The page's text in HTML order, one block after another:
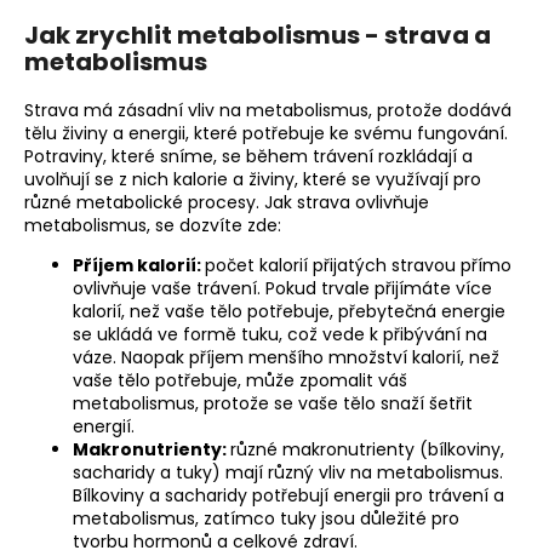
Jak zrychlit metabolismus - strava a
metabolismus
Strava má zásadní vliv na metabolismus, protože dodává
tělu živiny a energii, které potřebuje ke svému fungování.
Potraviny, které sníme, se během trávení rozkládají a
uvolňují se z nich kalorie a živiny, které se využívají pro
různé metabolické procesy. Jak strava ovlivňuje
metabolismus, se dozvíte zde:
Příjem kalorií:počet kalorií přijatých stravou přímo
ovlivňuje vaše trávení. Pokud trvale přijímáte více
kalorií, než vaše tělo potřebuje, přebytečná energie
se ukládá ve formě tuku, což vede k přibývání na
váze. Naopak příjem menšího množství kalorií, než
vaše tělo potřebuje, může zpomalit váš
metabolismus, protože se vaše tělo snaží šetřit
energií.
Makronutrienty:různé makronutrienty (bílkoviny,
sacharidy a tuky) mají různý vliv na metabolismus.
Bílkoviny a sacharidy potřebují energii pro trávení a
metabolismus, zatímco tuky jsou důležité pro
tvorbu hormonů a celkové zdraví.